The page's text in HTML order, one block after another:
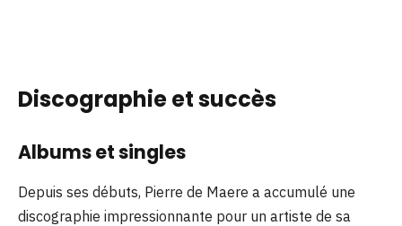
Discographie et succès
Albums et singles
Depuis ses débuts, Pierre de Maere a accumulé une
discographie impressionnante pour un artiste de sa